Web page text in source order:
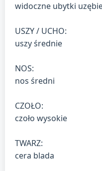
widoczne ubytki
USZY / UCHO:
uszy średnie
NOS:
nos średni
CZOŁO:
czoło wysokie
TWARZ:
cera blada